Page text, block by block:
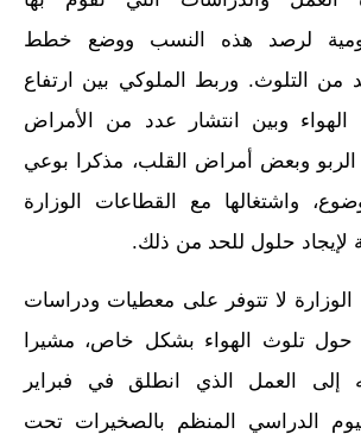
لرصد هذه النسب ووضع خطط
من التلوث. وربط الملوكي بين ارتفاع
وبين انتشار عدد من الأمراض
الربو وبعض أمراض القلب، مذكرا بوعي
واشتغالها مع القطاعات الوزارة
لإيجاد حلول للحد من ذلك.
الوزارة لا تتوفر على معطيات ودراسات
تلوث الهواء بشكل خاص، مشيرا
العمل الذي انطلق في فبراير
الدراسي المنظم بالصخيرات تحت